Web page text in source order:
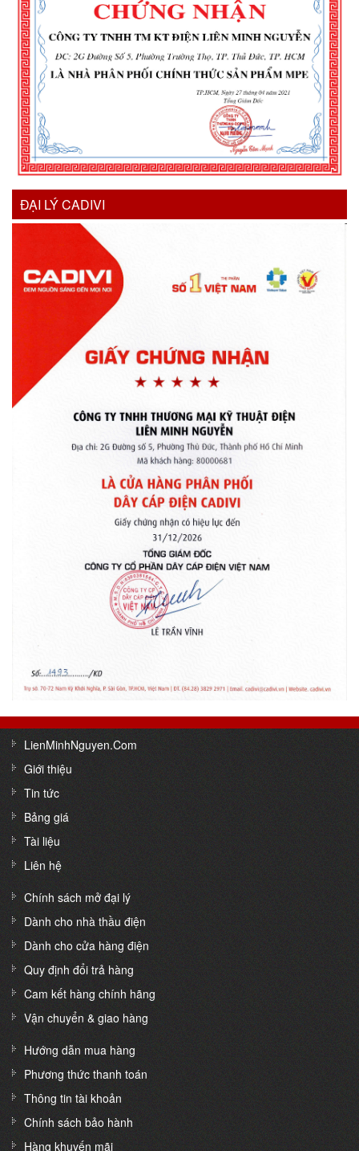
ĐẠI LÝ CADIVI
LienMinhNguyen.Com
Giới thiệu
Tin tức
Bảng giá
Tài liệu
Liên hệ
Chính sách mở đại lý
Dành cho nhà thầu điện
Dành cho cửa hàng điện
Quy định đổi trả hàng
Cam kết hàng chính hãng
Vận chuyển & giao hàng
Hướng dẫn mua hàng
Phương thức thanh toán
Thông tin tài khoản
Chính sách bảo hành
Hàng khuyến mãi